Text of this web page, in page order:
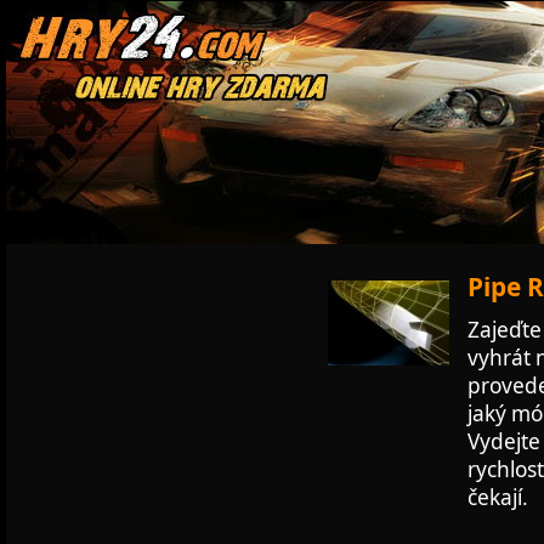
Pipe
vyhrát
jaký
čekají.